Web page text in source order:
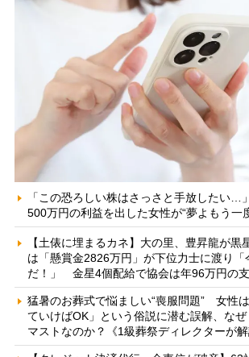
「この恐ろしい株はさっさと手放したい…
500万円の利益を出した女性が“夢よもう一
【土俵に埋まるカネ】大の里、豊昇龍が黒
は「懸賞金2826万円」が下位力士に渡り「
だ！」 金星4個配給で協会は年96万円の
猛暑のお葬式で悩ましい“喪服問題” 女性
ていけばOK」という俗説に潜む誤解、な
マストなのか？《1級葬祭ディレクターが解